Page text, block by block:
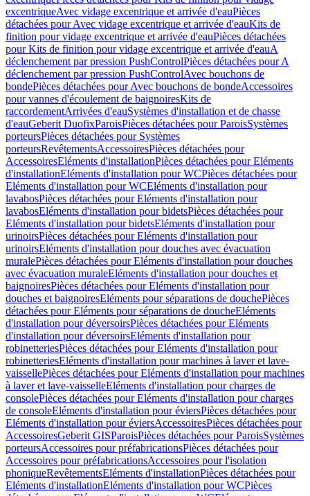
excentriqueAvec vidage excentrique et arrivée d'eauPièces
détachées pour Avec vidage excentrique et arrivée d'eauKits de
finition pour vidage excentrique et arrivée d'eauPièces détachées
pour Kits de finition pour vidage excentrique et arrivée d'eauA
déclenchement par pression PushControlPièces détachées pour A
déclenchement par pression PushControlAvec bouchons de
bondePièces détachées pour Avec bouchons de bondeAccessoires
pour vannes d'écoulement de baignoiresKits de
raccordementArrivées d'eauSystèmes d'installation et de chasse
d'eauGeberit DuofixParoisPièces détachées pour ParoisSystèmes
porteursPièces détachées pour Systèmes
porteursRevêtementsAccessoiresPièces détachées pour
AccessoiresEléments d'installationPièces détachées pour Eléments
d'installationEléments d'installation pour WCPièces détachées pour
Eléments d'installation pour WCEléments d'installation pour
lavabosPièces détachées pour Eléments d'installation pour
lavabosEléments d'installation pour bidetsPièces détachées pour
Eléments d'installation pour bidetsEléments d'installation pour
urinoirsPièces détachées pour Eléments d'installation pour
urinoirsEléments d'installation pour douches avec évacuation
muralePièces détachées pour Eléments d'installation pour douches
avec évacuation muraleEléments d'installation pour douches et
baignoiresPièces détachées pour Eléments d'installation pour
douches et baignoiresEléments pour séparations de douchePièces
détachées pour Eléments pour séparations de doucheEléments
d'installation pour déversoirsPièces détachées pour Eléments
d'installation pour déversoirsEléments d'installation pour
robinetteriesPièces détachées pour Eléments d'installation pour
robinetteriesEléments d'installation pour machines à laver et lave-
vaissellePièces détachées pour Eléments d'installation pour machines
à laver et lave-vaisselleEléments d'installation pour charges de
consolePièces détachées pour Eléments d'installation pour charges
de consoleEléments d'installation pour éviersPièces détachées pour
Eléments d'installation pour éviersAccessoiresPièces détachées pour
AccessoiresGeberit GISParoisPièces détachées pour ParoisSystèmes
porteursAccessoires pour préfabricationsPièces détachées pour
Accessoires pour préfabricationsAccessoires pour l'isolation
phoniqueRevêtementsEléments d'installationPièces détachées pour
Eléments d'installationEléments d'installation pour WCPièces